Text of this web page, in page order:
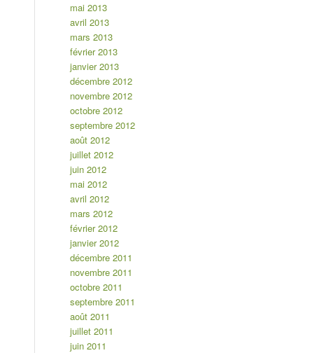
mai 2013
avril 2013
mars 2013
février 2013
janvier 2013
décembre 2012
novembre 2012
octobre 2012
septembre 2012
août 2012
juillet 2012
juin 2012
mai 2012
avril 2012
mars 2012
février 2012
janvier 2012
décembre 2011
novembre 2011
octobre 2011
septembre 2011
août 2011
juillet 2011
juin 2011